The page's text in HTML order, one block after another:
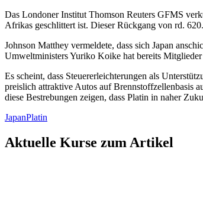
Das Londoner Institut Thomson Reuters GFMS
Afrikas geschlittert ist. Dieser Rückgang von rd.
Johnson Matthey vermeldete, dass sich Japan
Umweltministers Yuriko Koike hat bereits
Es scheint, dass Steuererleichterungen als
preislich attraktive Autos auf Brennstoffzellenbasis
diese Bestrebungen zeigen, dass Platin in naher
JapanPlatin
Aktuelle Kurse zum Artikel